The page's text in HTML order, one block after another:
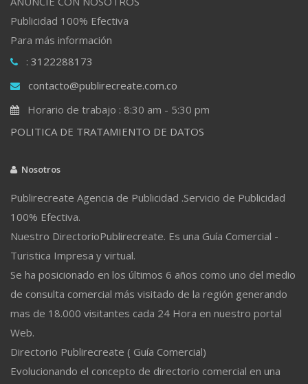
Publicidad 100% Efectiva
Para más información
: 3122288173
contacto@publirecreate.com.co
Horario de trabajo : 8:30 am - 5:30 pm
POLITICA DE TRATAMIENTO DE DATOS
Nosotros
Publirecreate Agencia de Publicidad .Servicio de Publicidad
100% Efectiva.
Nuestro DirectorioPublirecreate. Es una Guía Comercial -
Turistica Impresa y virtual.
Se ha posicionado en los últimos 6 años como uno del medio
de consulta comercial más visitado de la región generando
mas de 18.000 visitantes cada 24 Hora en nuestro portal
Web.
Directorio Publirecreate ( Guía Comercial)
Evolucionando el concepto de directorio comercial en una